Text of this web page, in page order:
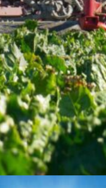
betodlare.